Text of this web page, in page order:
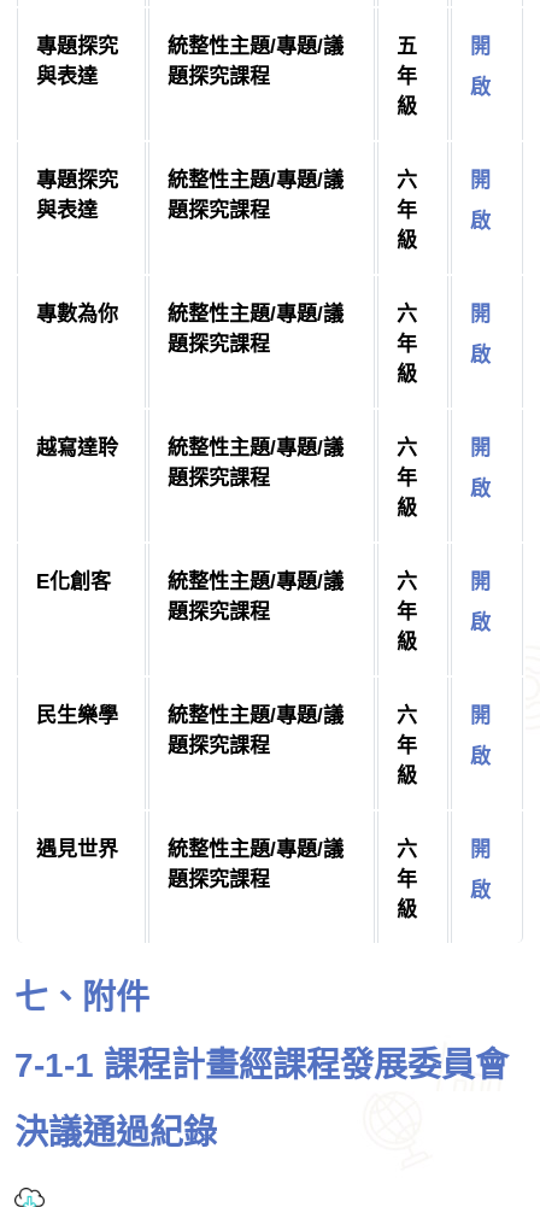
專題探究
與表達
統整性主題/專題/議
題探究課程
五
年
級
開
啟
專題探究
與表達
統整性主題/專題/議
題探究課程
六
年
級
開
啟
專數為你
統整性主題/專題/議
題探究課程
六
年
級
開
啟
越寫達聆
統整性主題/專題/議
題探究課程
六
年
級
開
啟
E化創客
統整性主題/專題/議
題探究課程
六
年
級
開
啟
民生樂學
統整性主題/專題/議
題探究課程
六
年
級
開
啟
遇見世界
統整性主題/專題/議
題探究課程
六
年
級
開
啟
七、附件
7-1-1 課程計畫經課程發展委員會
決議通過紀錄